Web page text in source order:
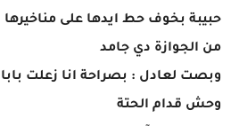
حبيبة بخوف حط ايدها على
من الجوازة دي جامد
وبصت لعادل : بصراحة انا زعلت
وحش قدام الحتة